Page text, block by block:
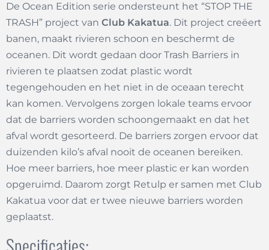
De Ocean Edition serie ondersteunt het “STOP THE
TRASH” project van Club Kakatua. Dit project creëert
banen, maakt rivieren schoon en beschermt de
oceanen. Dit wordt gedaan door Trash Barriers in
rivieren te plaatsen zodat plastic wordt
tegengehouden en het niet in de oceaan terecht
kan komen. Vervolgens zorgen lokale teams ervoor
dat de barriers worden schoongemaakt en dat het
afval wordt gesorteerd. De barriers zorgen ervoor dat
duizenden kilo’s afval nooit de oceanen bereiken.
Hoe meer barriers, hoe meer plastic er kan worden
opgeruimd. Daarom zorgt Retulp er samen met Club
Kakatua voor dat er twee nieuwe barriers worden
geplaatst.